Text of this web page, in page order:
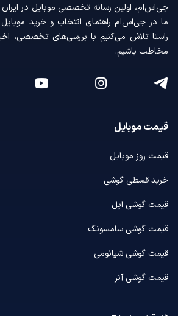
جی‌اس‌ام، اولین رسانه‌ تخصصی موبایل در
ما در جی‌اس‌ام راهنمای انتخاب و خرید
راستا تلاش می‌کنیم با بررسی‌های تخصصی،
مخاطب باشیم.
قیمت موبایل
قیمت روز موبایل
خرید قسطی گوشی
قیمت گوشی اپل
قیمت گوشی سامسونگ
قیمت گوشی شیائومی
قیمت گوشی آنر